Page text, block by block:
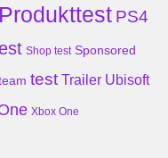
Produkttest PS4
Shop test Sponsored
test Trailer Ubisoft
Xbox One